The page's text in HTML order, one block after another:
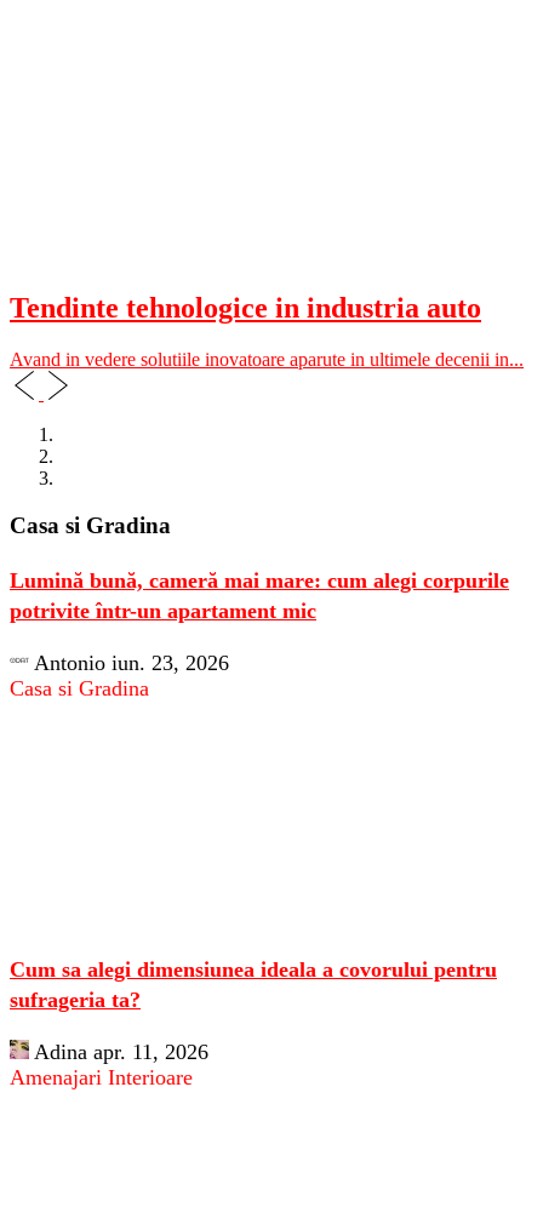
Tendinte tehnologice in industria auto
Avand in vedere solutiile inovatoare aparute in ultimele decenii in...
Casa si Gradina
Lumină bună, cameră mai mare: cum alegi corpurile
potrivite într-un apartament mic
Antonio iun. 23, 2026
Casa si Gradina
Cum sa alegi dimensiunea ideala a covorului pentru
sufrageria ta?
Adina apr. 11, 2026
Amenajari Interioare